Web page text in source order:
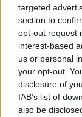
targeted
section to
opt-out request
interest-based
us or personal
your opt-out.
disclosure of
IAB’s list of
also be
semiasse